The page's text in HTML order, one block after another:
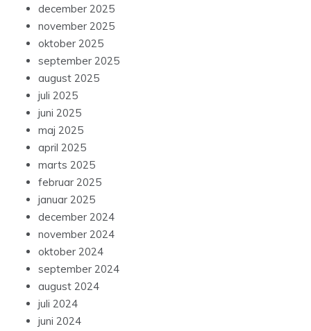
december 2025
november 2025
oktober 2025
september 2025
august 2025
juli 2025
juni 2025
maj 2025
april 2025
marts 2025
februar 2025
januar 2025
december 2024
november 2024
oktober 2024
september 2024
august 2024
juli 2024
juni 2024